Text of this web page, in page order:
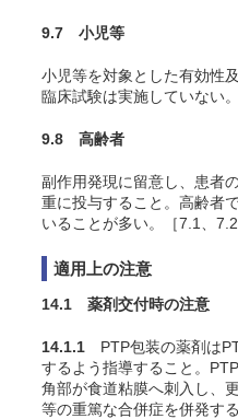
9.7 小児等
小児等を対象とした有効性
臨床試験は実施していない。
9.8 高齢者
副作用発現に留意し、患者
重に投与すること。高齢者
いることが多い。［7.1、7.2
適用上の注意
14.1 薬剤交付時の注意
14.1.1 PTP包装の薬剤は
するよう指導すること。
角部が食道粘膜へ刺入し、
等の重篤な合併症を併発す